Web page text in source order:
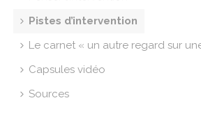
Pistes d’intervention
Le carnet « un autre regard sur
Capsules vidéo
Sources